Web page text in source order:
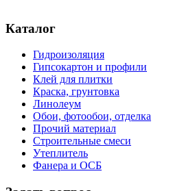
Каталог
Гидроизоляция
Гипсокартон и профили
Клей для плитки
Краска, грунтовка
Линолеум
Обои, фотообои, отделка
Прочий материал
Строительные смеси
Утеплитель
Фанера и ОСБ